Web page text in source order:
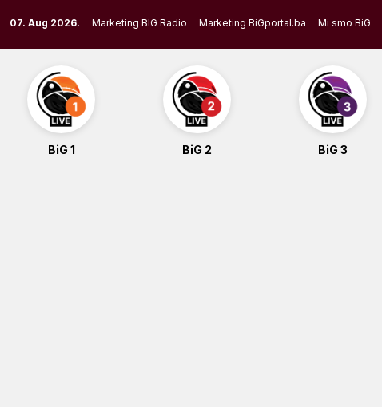
to
content
07. Aug 2026. Marketing BIG Radio Marketing BiGportal.ba Mi smo BiG
BiG 1 BiG 2 BiG 3